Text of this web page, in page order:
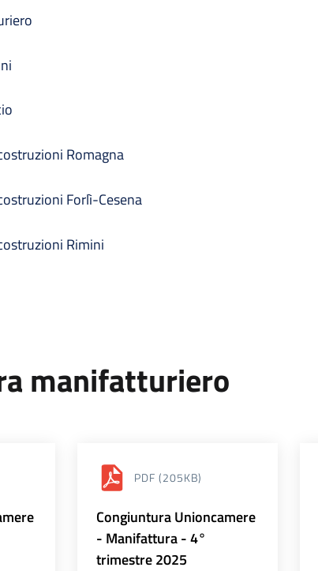
Romagna
Forlì-Cesena
Rimini
manifatturiero
PDF (205KB)
Congiuntura Unioncamere
- Manifattura - 4°
trimestre 2025